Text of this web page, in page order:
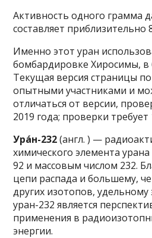
Активность одного грамма
составляет приблизительно
Именно этот уран
бомбардировке Хиросимы,
Текущая версия страницы
опытными участниками и
отличаться от версии,
2019 года; проверки требует
Ура́н-232(англ. ) —
химического элемента урана
92 и массовым числом 232.
цепи распада и большему,
других изотопов,
уран-232 является
применения в
энергии.